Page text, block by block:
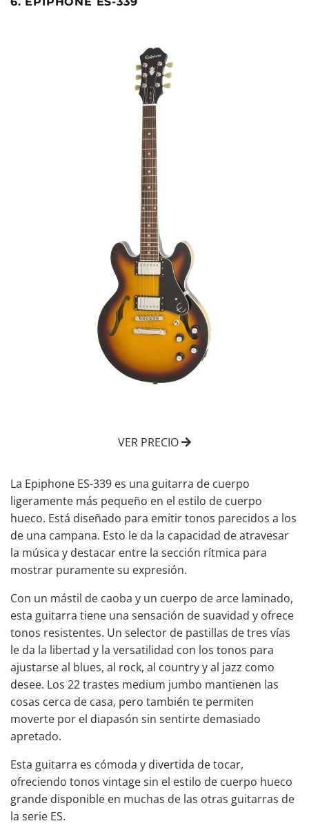
VER PRECIO
La Epiphone ES-339 es una guitarra de cuerpo
ligeramente más pequeño en el estilo de cuerpo
hueco. Está diseñado para emitir tonos parecidos a los
de una campana. Esto le da la capacidad de atravesar
la música y destacar entre la sección rítmica para
mostrar puramente su expresión.
Con un mástil de caoba y un cuerpo de arce laminado,
esta guitarra tiene una sensación de suavidad y ofrece
tonos resistentes. Un selector de pastillas de tres vías
le da la libertad y la versatilidad con los tonos para
ajustarse al blues, al rock, al country y al jazz como
desee. Los 22 trastes medium jumbo mantienen las
cosas cerca de casa, pero también te permiten
moverte por el diapasón sin sentirte demasiado
apretado.
Esta guitarra es cómoda y divertida de tocar,
ofreciendo tonos vintage sin el estilo de cuerpo hueco
grande disponible en muchas de las otras guitarras de
la serie ES.